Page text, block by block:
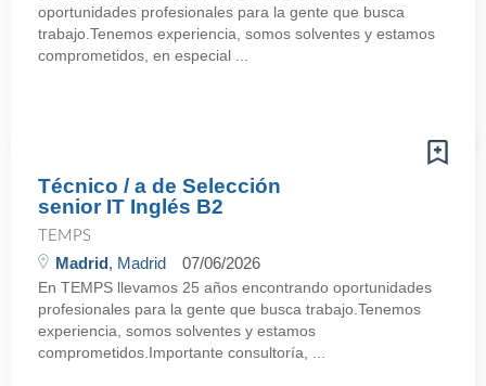
oportunidades profesionales para la gente que busca
trabajo.Tenemos experiencia, somos solventes y estamos
comprometidos, en especial ...
Técnico / a de Selección
senior IT Inglés B2
TEMPS
Madrid, Madrid 07/06/2026
En TEMPS llevamos 25 años encontrando oportunidades
profesionales para la gente que busca trabajo.Tenemos
experiencia, somos solventes y estamos
comprometidos.Importante consultoría, ...